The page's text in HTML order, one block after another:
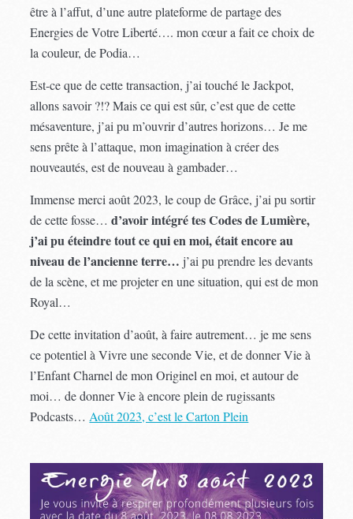
être à l’affut, d’une autre plateforme de partage des
Energies de Votre Liberté…. mon cœur a fait ce choix de
la couleur, de Podia…
Est-ce que de cette transaction, j’ai touché le Jackpot,
allons savoir ?!? Mais ce qui est sûr, c’est que de cette
mésaventure, j’ai pu m’ouvrir d’autres horizons… Je me
sens prête à l’attaque, mon imagination à créer des
nouveautés, est de nouveau à gambader…
Immense merci août 2023, le coup de Grâce, j’ai pu sortir
de cette fosse…d’avoir intégré tes Codes de Lumière,
j’ai pu éteindre tout ce qui en moi, était encore au
niveau de l’ancienne terre… j’ai pu prendre les devants
de la scène, et me projeter en une situation, qui est de mon
Royal…
De cette invitation d’août, à faire autrement… je me sens
ce potentiel à Vivre une seconde Vie, et de donner Vie à
l’Enfant Charnel de mon Originel en moi, et autour de
moi… de donner Vie à encore plein de rugissants
Podcasts… Août 2023, c’est le Carton Plein